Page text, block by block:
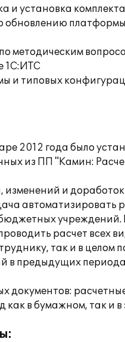
и установка
обновлению
методическим
1С:ИТС
и типовых
2012 года было
из ПП "Камин:
и
автоматизировать
учреждений.
расчет всех
так и в целом
в предыдущих
в бумажном, так и в